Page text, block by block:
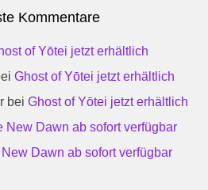
Kommentare
of Yōtei jetzt erhältlich
Ghost of Yōtei jetzt erhältlich
bei Ghost of Yōtei jetzt erhältlich
New Dawn ab sofort verfügbar
Dawn ab sofort verfügbar